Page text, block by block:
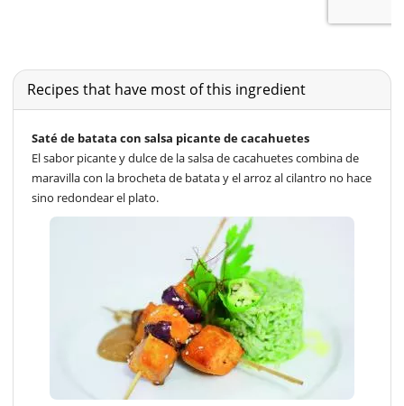
Recipes that have most of this ingredient
Saté de batata con salsa picante de cacahuetes
El sabor picante y dulce de la salsa de cacahuetes combina de
maravilla con la brocheta de batata y el arroz al cilantro no hace
sino redondear el plato.